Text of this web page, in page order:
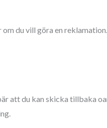
du vill göra en
att du kan skicka tillbaka